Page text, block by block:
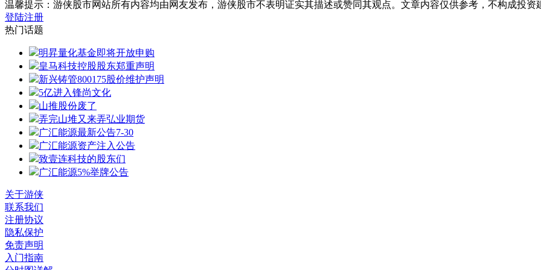
温馨提示：游侠股市网站所有内容均由网友发布，游侠股市不表明证实其描述或赞同其观点。文章内容仅供参考，不构成投
登陆注册
热门话题
明昇量化基金即将开放申购
皇马科技控股股东郑重声明
新兴铸管800175股价维护声明
5亿进入锋尚文化
山推股份废了
弄完山堆又来弄弘业期货
广汇能源最新公告7-30
广汇能源资产注入公告
致壹连科技的股东们
广汇能源5%举牌公告
关于游侠
联系我们
注册协议
隐私保护
免责声明
入门指南